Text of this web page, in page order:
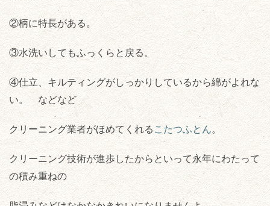
②柄に特長がある。
③水洗いしてもふっくらと戻る。
④仕立、キルティングがしっかりしているから綿がよれな
い。 などなど
クリーニング業者がほめてくれる こたつふとん。
クリーニング技術が進歩したからといって永年にわたって
の積み重ねの